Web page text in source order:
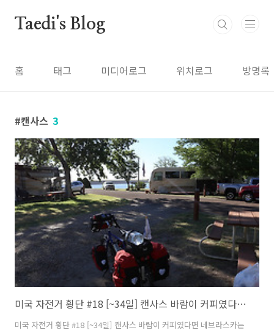
Taedi's Blog
홈 태그 미디어로그 위치로그 방명록
캔사스 3
미국 자전거 횡단 #18 [~34일] 캔사스 바람이 커피였다면 네브라스카는 티오피 (알마)
미국 자전거 횡단 #18 [~34일] 캔사스 바람이 커피였다면 네브라스카는